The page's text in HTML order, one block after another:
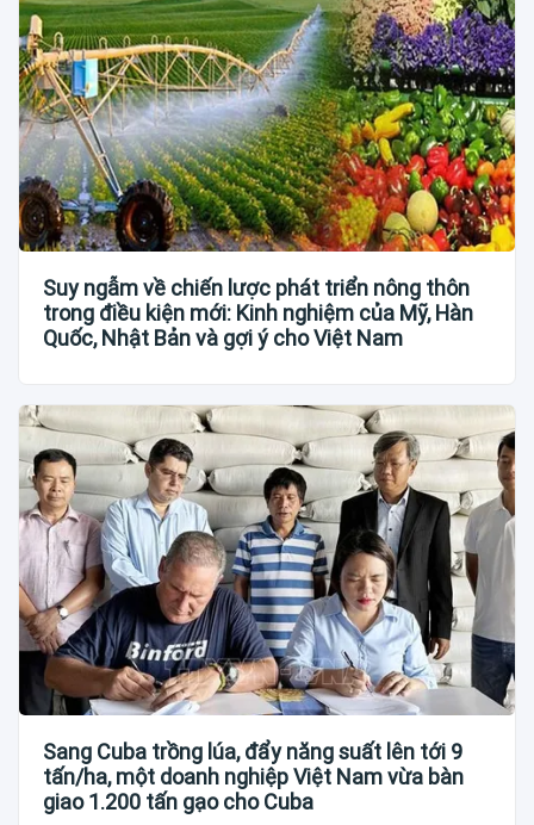
Suy ngẫm về chiến lược phát triển nông thôn
trong điều kiện mới: Kinh nghiệm của Mỹ, Hàn
Quốc, Nhật Bản và gợi ý cho Việt Nam
Sang Cuba trồng lúa, đẩy năng suất lên tới 9
tấn/ha, một doanh nghiệp Việt Nam vừa bàn
giao 1.200 tấn gạo cho Cuba